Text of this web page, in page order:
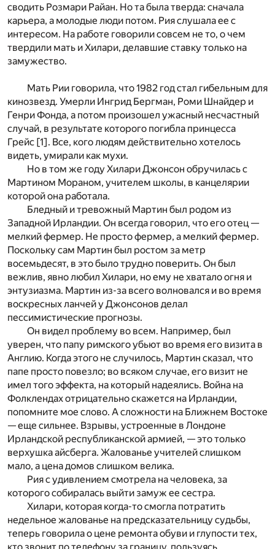
сводить Розмари Райан. Но та была тверда: сначала
карьера, а молодые люди потом. Рия слушала ее с
интересом. На работе говорили совсем не то, о чем
твердили мать и Хилари, делавшие ставку только на
замужество.
Мать Рии говорила, что 1982 год стал гибельным для
кинозвезд. Умерли Ингрид Бергман, Роми Шнайдер и
Генри Фонда, а потом произошел ужасный несчастный
случай, в результате которого погибла принцесса
Грейс [1]. Все, кого людям действительно хотелось
видеть, умирали как мухи.
Но в том же году Хилари Джонсон обручилась с
Мартином Мораном, учителем школы, в канцелярии
которой она работала.
Бледный и тревожный Мартин был родом из
Западной Ирландии. Он всегда говорил, что его отец —
мелкий фермер. Не просто фермер, а мелкий фермер.
Поскольку сам Мартин был ростом за метр
восемьдесят, в это было трудно поверить. Он был
вежлив, явно любил Хилари, но ему не хватало огня и
энтузиазма. Мартин из-за всего волновался и во время
воскресных ланчей у Джонсонов делал
пессимистические прогнозы.
Он видел проблему во всем. Например, был
уверен, что папу римского убьют во время его визита в
Англию. Когда этого не случилось, Мартин сказал, что
папе просто повезло; во всяком случае, его визит не
имел того эффекта, на который надеялись. Война на
Фолклендах отрицательно скажется на Ирландии,
попомните мое слово. А сложности на Ближнем Востоке
— еще сильнее. Взрывы, устроенные в Лондоне
Ирландской республиканской армией, — это только
верхушка айсберга. Жалованье учителей слишком
мало, а цена домов слишком велика.
Рия с удивлением смотрела на человека, за
которого собиралась выйти замуж ее сестра.
Хилари, которая когда-то смогла потратить
недельное жалованье на предсказательницу судьбы,
теперь говорила о цене ремонта обуви и глупости тех,